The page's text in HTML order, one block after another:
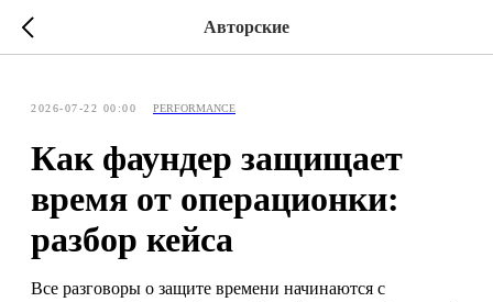
Авторские
2026-07-22 00:00 PERFORMANCE
Как фаундер защищает
время от операционки:
разбор кейса
Все разговоры о защите времени начинаются с